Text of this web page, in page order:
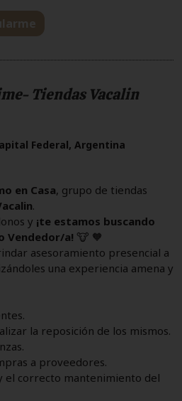
Tiendas Vacalin
Federal, Argentina
en Casa, grupo de tiendas
.
y ¡te estamos buscando
Vendedor/a! 🐮 🧡
asesoramiento presencial a
una experiencia amena y
la reposición de los mismos.
a proveedores.
el correcto mantenimiento del